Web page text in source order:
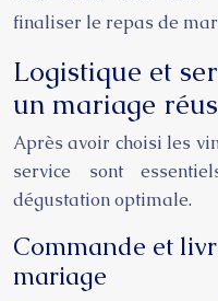
finaliser le repas de
Logistique et
un mariage
Après avoir choisi les
service sont
dégustation optimale.
Commande et
mariage